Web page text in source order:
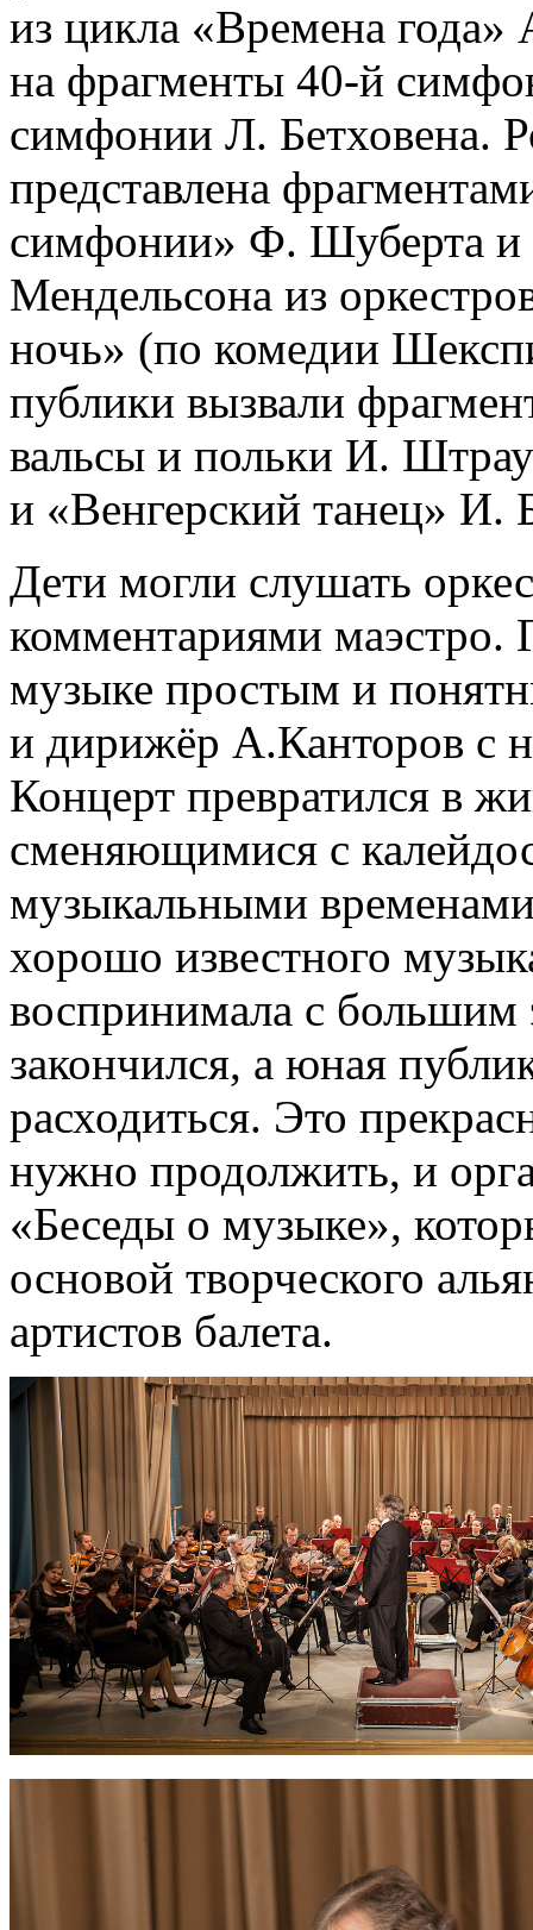
из цикла «Времена
на фрагменты 40-й
симфонии Л. Бетховена.
представлена
симфонии» Ф. Шуберта
Мендельсона из
ночь» (по комедии
публики вызвали
вальсы и польки И.
и «Венгерский танец» И.
Дети могли слушать
комментариями маэстро.
музыке простым и
и дирижёр А.Канторов с
Концерт превратился в
сменяющимися с
музыкальными
хорошо известного
воспринимала с большим
закончился, а юная
расходиться. Это
нужно продолжить, и
«Беседы о музыке»,
основой творческого
артистов балета.